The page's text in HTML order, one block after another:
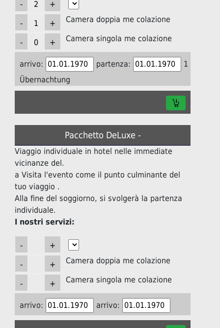
Camera doppia me colazione
Camera singola me colazione
arrivo: partenza:
1
Übernachtung
Pacchetto DeLuxe -
Viaggio individuale in hotel nelle immediate
vicinanze del.
a Visita l'evento come il punto culminante del
tuo viaggio .
Alla fine del soggiorno, si svolgerà la partenza
individuale.
I nostri servizi:
Camera doppia me colazione
Camera singola me colazione
arrivo: arrivo: